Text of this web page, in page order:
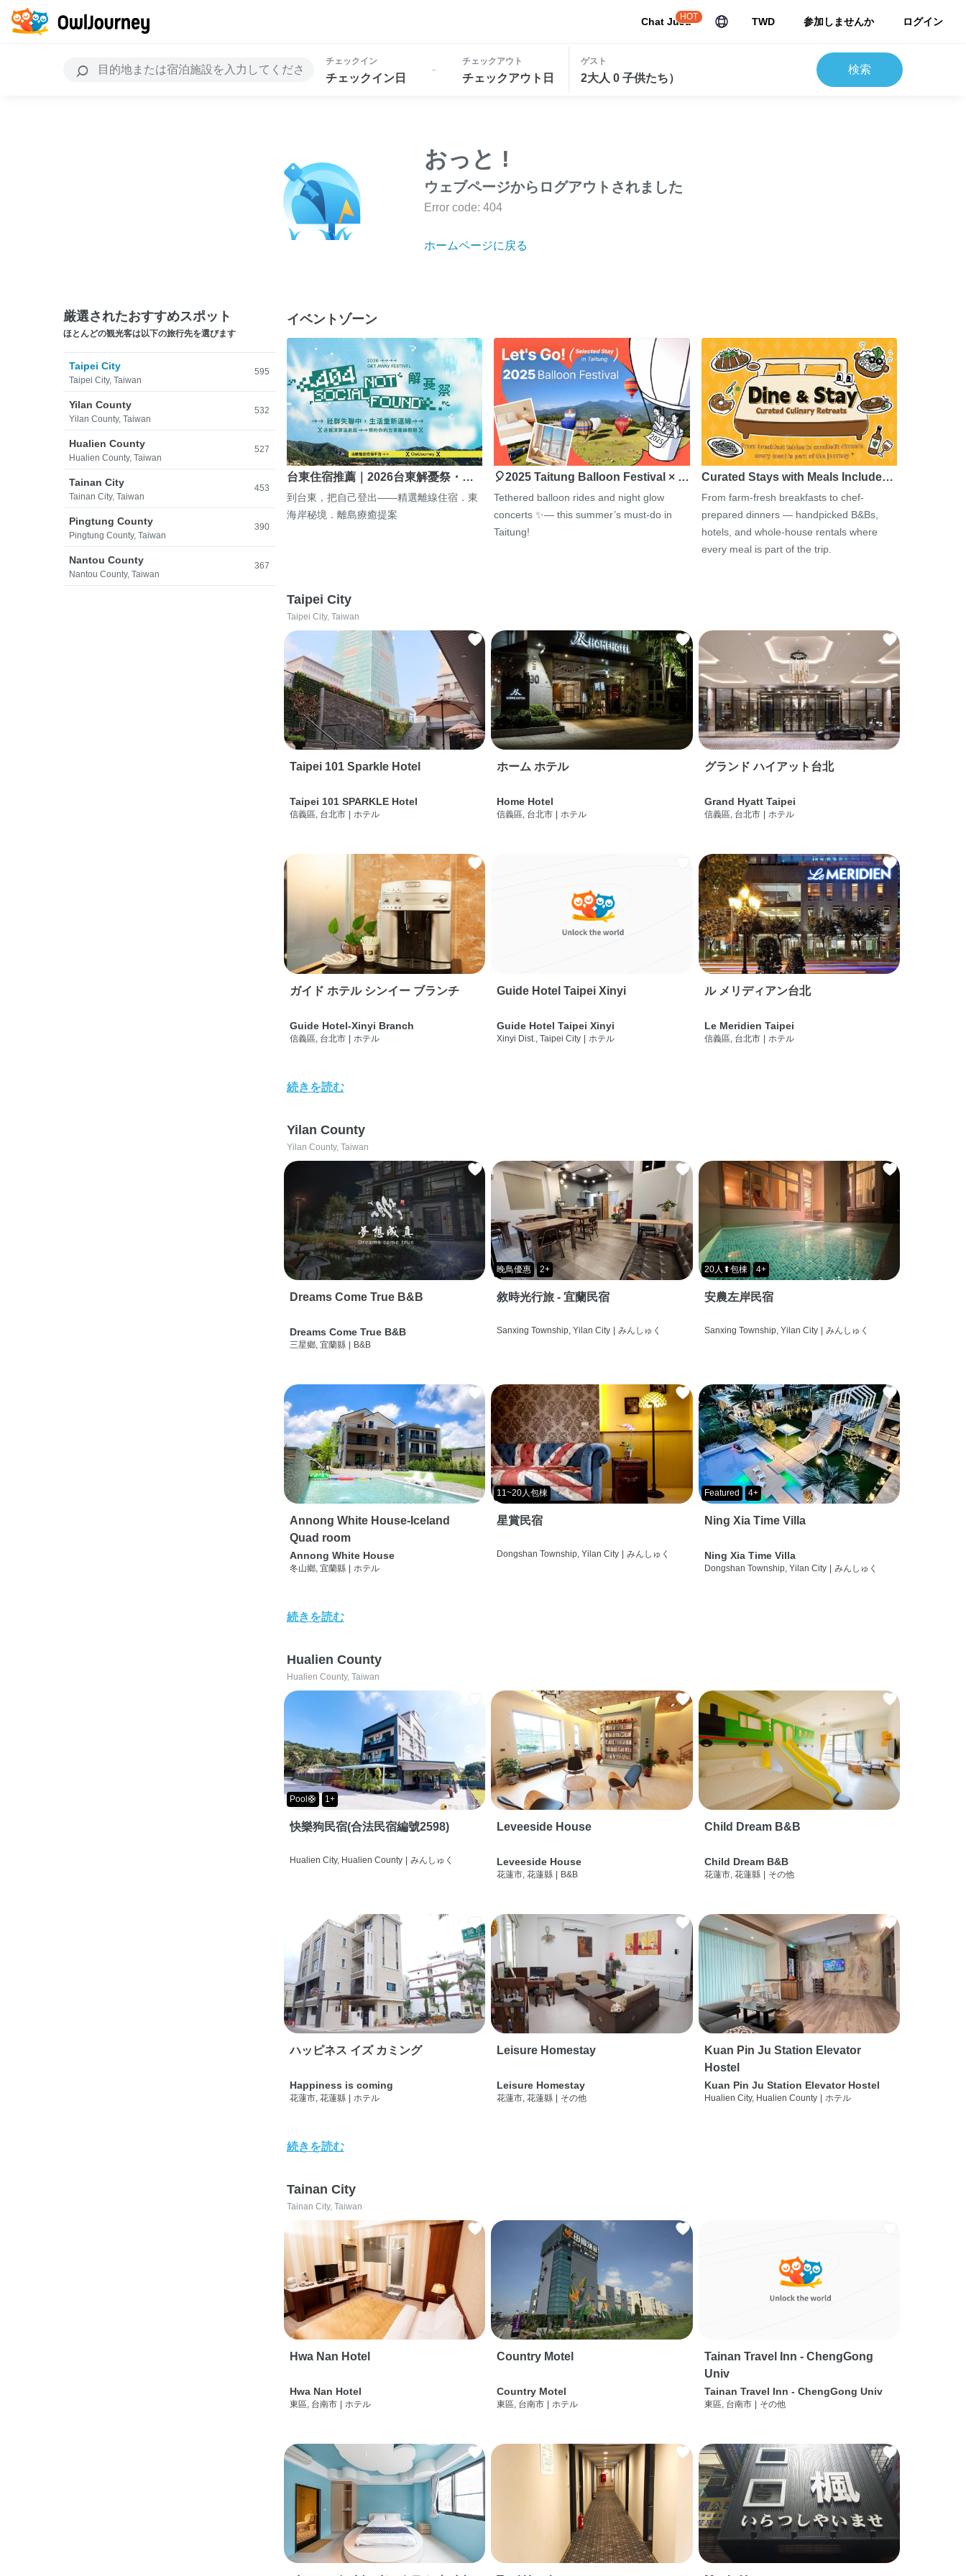
Chat JuJu
HOT TWD 参加しませんか ログイン
チェックイン
チェックイン日
-
チェックアウト
チェックアウト日
ゲスト
2大人 0 子供たち）
検索
おっと !
ウェブページからログアウトされました
Error code: 404
ホームページに戻る
厳選されたおすすめスポット
ほとんどの観光客は以下の旅行先を選びます
Taipei City
Taipei City, Taiwan
595
Yilan County
Yilan County, Taiwan
532
Hualien County
Hualien County, Taiwan
527
Tainan City
Tainan City, Taiwan
453
Pingtung County
Pingtung County, Taiwan
390
Nantou County
Nantou County, Taiwan
367
イベントゾーン
台東住宿推薦｜2026台東解憂祭・…
到台東，把自己登出——精選離線住宿．東
海岸秘境．離島療癒提案
🎈2025 Taitung Balloon Festival × …
Tethered balloon rides and night glow
concerts ✨— this summer’s must-do in
Taitung!
Curated Stays with Meals Include…
From farm-fresh breakfasts to chef-
prepared dinners — handpicked B&Bs,
hotels, and whole-house rentals where
every meal is part of the trip.
Taipei City
Taipei City, Taiwan
Taipei 101 Sparkle Hotel
Taipei 101 SPARKLE Hotel
信義區, 台北市 ホテル
ホーム ホテル
Home Hotel
信義區, 台北市 ホテル
グランド ハイアット台北
Grand Hyatt Taipei
信義區, 台北市 ホテル
ガイド ホテル シンイー ブランチ
Guide Hotel-Xinyi Branch
信義區, 台北市 | ホテル
Guide Hotel Taipei Xinyi
Guide Hotel Taipei Xinyi
Xinyi Dist., Taipei City | ホテル
ル メリディアン台北
Le Meridien Taipei
信義區, 台北市 | ホテル
続きを読む
Yilan County
Yilan County, Taiwan
Dreams Come True B&B
Dreams Come True B&B
三星鄉, 宜蘭縣 | B&B
晚鳥優惠 2+
敘時光行旅 - 宜蘭民宿
Sanxing Township, Yilan City | みんしゅく
20人⬆包棟 4+
安農左岸民宿
Sanxing Township, Yilan City | みんしゅく
Annong White House-Iceland
Quad room
Annong White House
冬山鄉, 宜蘭縣 | ホテル
11~20人包棟
星賞民宿
Dongshan Township, Yilan City | みんしゅく
Featured 4+
Ning Xia Time Villa
Ning Xia Time Villa
Dongshan Township, Yilan City | みんしゅく
続きを読む
Hualien County
Hualien County, Taiwan
Pool🛟 1+
快樂狗民宿(合法民宿編號2598)
Hualien City, Hualien County | みんしゅく
Leveeside House
Leveeside House
花蓮市, 花蓮縣 | B&B
Child Dream B&B
Child Dream B&B
花蓮市, 花蓮縣 | その他
ハッピネス イズ カミング
Happiness is coming
花蓮市, 花蓮縣 ホテル
Leisure Homestay
Leisure Homestay
花蓮市, 花蓮縣 その他
Kuan Pin Ju Station Elevator
Hostel
Kuan Pin Ju Station Elevator Hostel
Hualien City, Hualien County ホテル
続きを読む
Tainan City
Tainan City, Taiwan
Hwa Nan Hotel
Hwa Nan Hotel
東區, 台南市 ホテル
Country Motel
Country Motel
東區, 台南市 ホテル
Tainan Travel Inn - ChengGong
Univ
Tainan Travel Inn - ChengGong Univ
東區, 台南市 その他